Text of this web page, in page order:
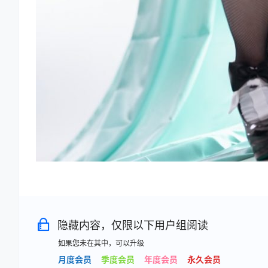
隐藏内容，仅限以下用户组阅读
如果您未在其中，可以升级
月度会员 季度会员 年度会员 永久会员